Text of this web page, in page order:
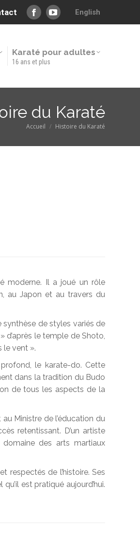
Facebook
opens
in
YouTube
opens
English
Karaté pour adultes
16 ans et plus
du Karaté
Vous êtes ici :
Accueil Histoire du Karaté
moderne. Il a joué un rôle
au Japon et au travers du
synthèse de styles variés de
d’après le temple de Shoto,
le vent ».
le karate-do. Cette
dans la tradition du Budo
de tous les aspects de la
au Ministre de l’éducation du
retentissant. D’un artiste
des arts martiaux
respectés de l’histoire. Ses
est pratiqué aujourd’hui.
Karaté pour adultes
16 ans et plus